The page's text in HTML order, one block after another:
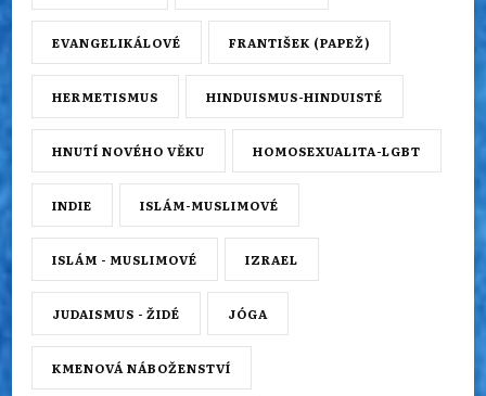
EVANGELIKÁLOVÉ FRANTIŠEK (PAPEŽ)
HERMETISMUS HINDUISMUS-HINDUISTÉ
HNUTÍ NOVÉHO VĚKU HOMOSEXUALITA-LGBT
INDIE ISLÁM-MUSLIMOVÉ
ISLÁM - MUSLIMOVÉ IZRAEL
JUDAISMUS - ŽIDÉ JÓGA
KMENOVÁ NÁBOŽENSTVÍ